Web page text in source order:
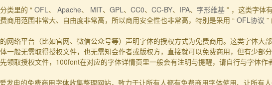
类里的 “ OFL、 Apache、 MIT、 GPL、 CC0、 CC-BY、 IPA、 字形维基 ” ，这类字体
商用范围非常大、自由度非常高，所以商用安全性也非常高，特别是采用 “ OFL协议 ”
网络平台（比如官网、微信公众号等）声明字体的授权方式为免费商用。这类字体大
一般无需取得授权文件，也无需知会作者或版权方，直接就可以免费商用，但有少部
领取授权文件，100font在对应的字体详情页里一般会有注明与提醒，请自行与字体作
发电的免费商用字体收集整理网站，致力于让所有人都有免费商用字体使用、让所有